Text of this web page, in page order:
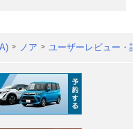
ノア ユーザーレビュー・